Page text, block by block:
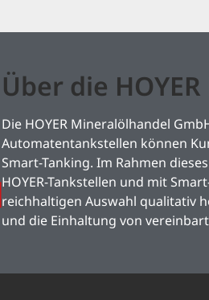
Über die
Die HOYER Mineralölhandel
Automatentankstellen können
Smart-Tanking. Im Rahmen
HOYER-Tankstellen und mit
reichhaltigen Auswahl qualitativ
und die Einhaltung von